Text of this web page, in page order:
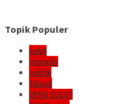
Topik Populer
sulut
manado
politik
Talaud
DPRD SULUT